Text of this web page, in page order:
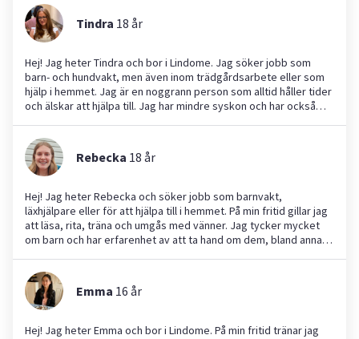
Tindra 18 år
Hej! Jag heter Tindra och bor i Lindome. Jag söker jobb som
barn- och hundvakt, men även inom trädgårdsarbete eller som
hjälp i hemmet. Jag är en noggrann person som alltid håller tider
och älskar att hjälpa till. Jag har mindre syskon och har också
det. Jag har praktiserat på två olika förskolor, så jag har även
viss erfarenhet där. Jag ser fram emot att kunna bidra och hjälpa
till!
Rebecka 18 år
Hej! Jag heter Rebecka och söker jobb som barnvakt,
läxhjälpare eller för att hjälpa till i hemmet. På min fritid gillar jag
att läsa, rita, träna och umgås med vänner. Jag tycker mycket
om barn och har erfarenhet av att ta hand om dem, bland annat
Ser fram emot att kunna hjälpa till hos er!
Emma 16 år
Hej! Jag heter Emma och bor i Lindome. På min fritid tränar jag